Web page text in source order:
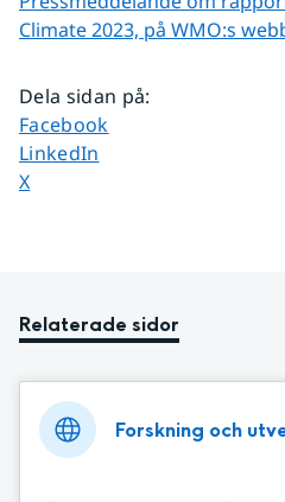
Climate 2023, på WMO:s
Dela sidan på:
Dela sidan på
Facebook
Dela sidan på
LinkedIn
Dela sidan på
X
Relaterade sidor
Forskning och